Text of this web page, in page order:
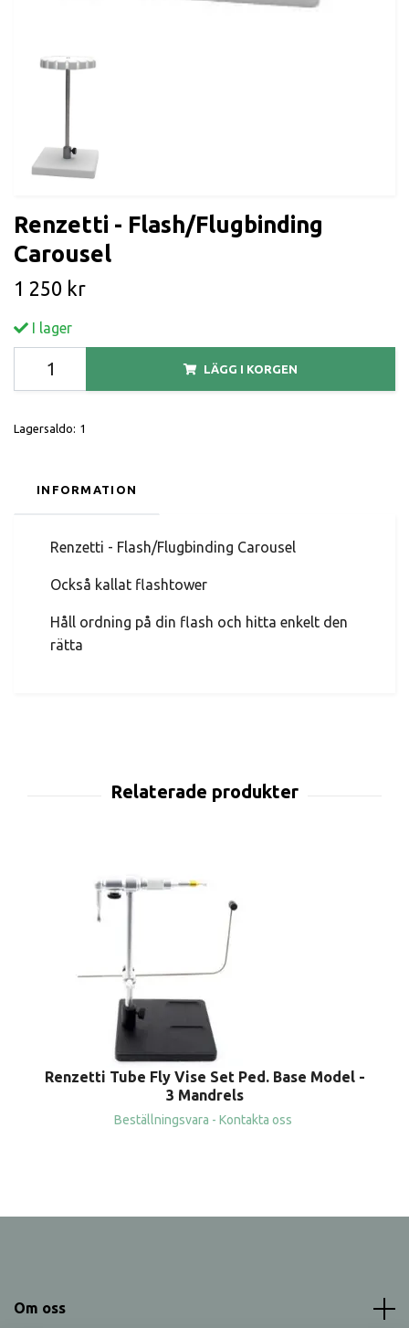
Renzetti - Flash/Flugbinding
Carousel
1 250 kr
I lager
LÄGG I KORGEN
Lagersaldo: 1
INFORMATION
Renzetti - Flash/Flugbinding Carousel
Också kallat flashtower
Håll ordning på din flash och hitta enkelt den
rätta
Renzetti Tube Fly Vise Set Ped. Base Model -
3 Mandrels
Beställningsvara - Kontakta oss
Om oss